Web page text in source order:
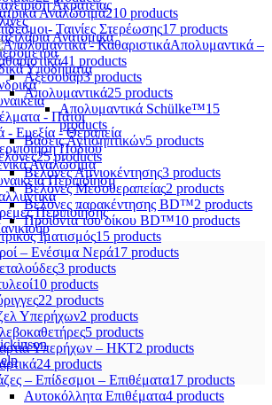
Ακράτειας
Ανατομικά
Υποδήματα
- Πάτοι
- Ευεξία - Θεραπεία
Ποδιού
Αναλώσιμα
Περιποίηση
Περιποίησης
Αναλώσιμα210 products
Ταινίες Στερέωσης17 products
Απολυμαντικά –
41 products
Αξεσουάρ3 products
Απολυμαντικά25 products
Απολυμαντικά Schülke™15
products
Βάσεις Αντισηπτικών5 products
25 products
Βελόνες Αμνιοκέντησης3 products
Βελόνες Μεσοθεραπείας2 products
Βελόνες παρακέντησης BD™2 products
Προϊόντα του οίκου BD™10 products
Ιματισμός15 products
– Ενέσιμα Νερά17 products
3 products
10 products
22 products
Υπερήχων2 products
5 products
Υπερήχων – ΗΚΤ2 products
24 products
– Επίδεσμοι – Επιθέματα17 products
Αυτοκόλλητα Επιθέματα4 products